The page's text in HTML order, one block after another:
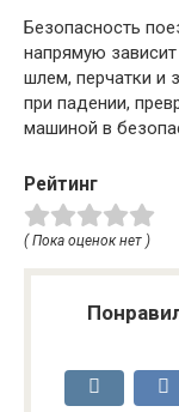
Безопасность
напрямую
шлем, перчатки и
при падении,
машиной в
Рейтинг
( Пока оценок нет )